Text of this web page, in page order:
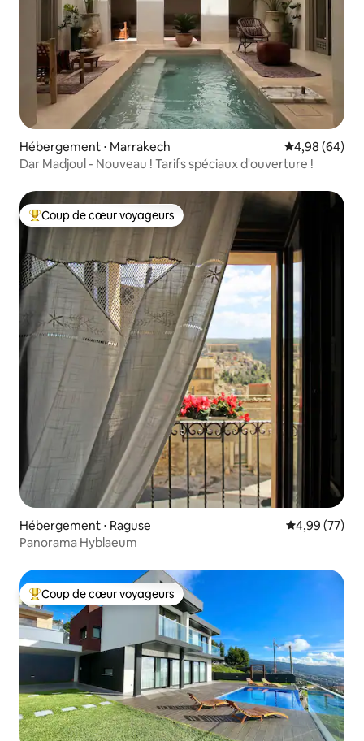
Hébergement ⋅ Marrakech Évaluation
4,98 (64)
Dar Madjoul - Nouveau ! Tarifs spéciaux d'ouverture !
Coups de cœur voyageurs les plus appréciés
Coup de cœur voyageurs
Hébergement ⋅ Raguse Évaluation
4,99 (77)
Panorama Hyblaeum
Coups de cœur voyageurs les plus appréciés
Coup de cœur voyageurs